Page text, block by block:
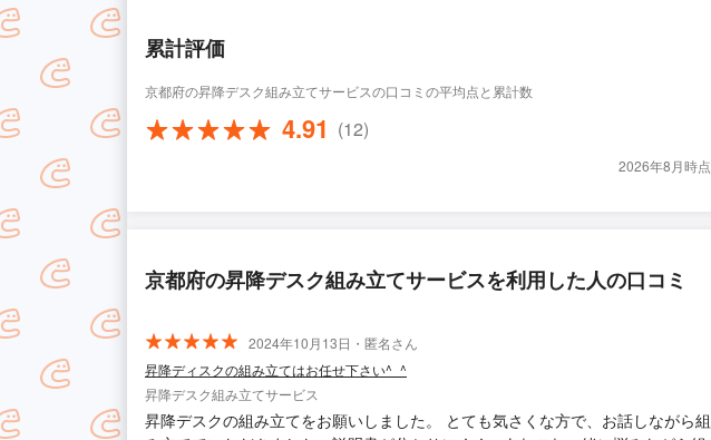
累計評価
京都府の昇降デスク組み立てサービスの口コミの平均点と累計数
4.91 (12)
2026年8月時点
京都府の昇降デスク組み立てサービスを利用した人の口コミ
2024年10月13日・匿名さん
昇降ディスクの組み立てはお任せ下さい^⁠_⁠^
昇降デスク組み立てサービス
昇降デスクの組み立てをお願いしました。 とても気さくな方で、お話しながら組